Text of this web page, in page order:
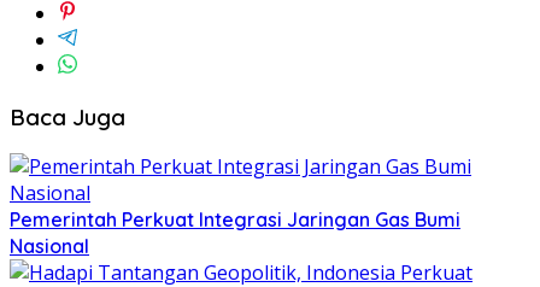
Baca Juga
Pemerintah Perkuat Integrasi Jaringan Gas Bumi
Nasional